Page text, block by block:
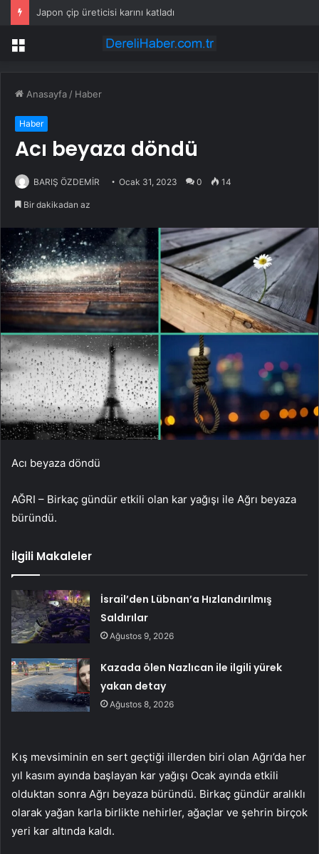
Japon çip üreticisi karını katladı
Menü
Anasayfa / Haber
Haber
Acı beyaza döndü
BARIŞ ÖZDEMİR Ocak 31, 2023 0 14
Bir dakikadan az
Acı beyaza döndü
AĞRI – Birkaç gündür etkili olan kar yağışı ile Ağrı beyaza
büründü.
İlgili Makaleler
İsrail’den Lübnan’a Hızlandırılmış
Saldırılar
Ağustos 9, 2026
Kazada ölen Nazlıcan ile ilgili yürek
yakan detay
Ağustos 8, 2026
Kış mevsiminin en sert geçtiği illerden biri olan Ağrı’da her
yıl kasım ayında başlayan kar yağışı Ocak ayında etkili
olduktan sonra Ağrı beyaza büründü. Birkaç gündür aralıklı
olarak yağan karla birlikte nehirler, ağaçlar ve şehrin birçok
yeri kar altında kaldı.